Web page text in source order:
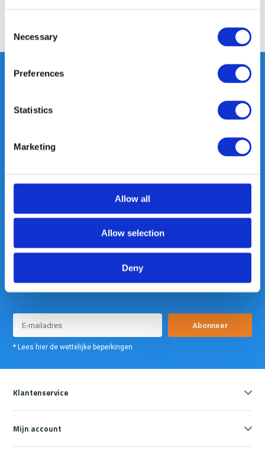
Selection
Necessary
Preferences
Statistics
Marketing
Allow all
Allow selection
Deny
Heeft u vragen, neem gerust
is onze kracht.
info@gearpoint.nl
Meld je nu aan voor onze nieuwsbrief. We sturen deze alleen als we
Abonneer
* Lees hier de wettelijke beperkingen
Klantenservice
Mijn account